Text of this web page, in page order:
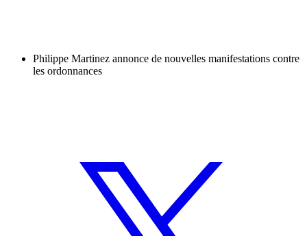
Philippe Martinez annonce de nouvelles manifestations contre
les ordonnances